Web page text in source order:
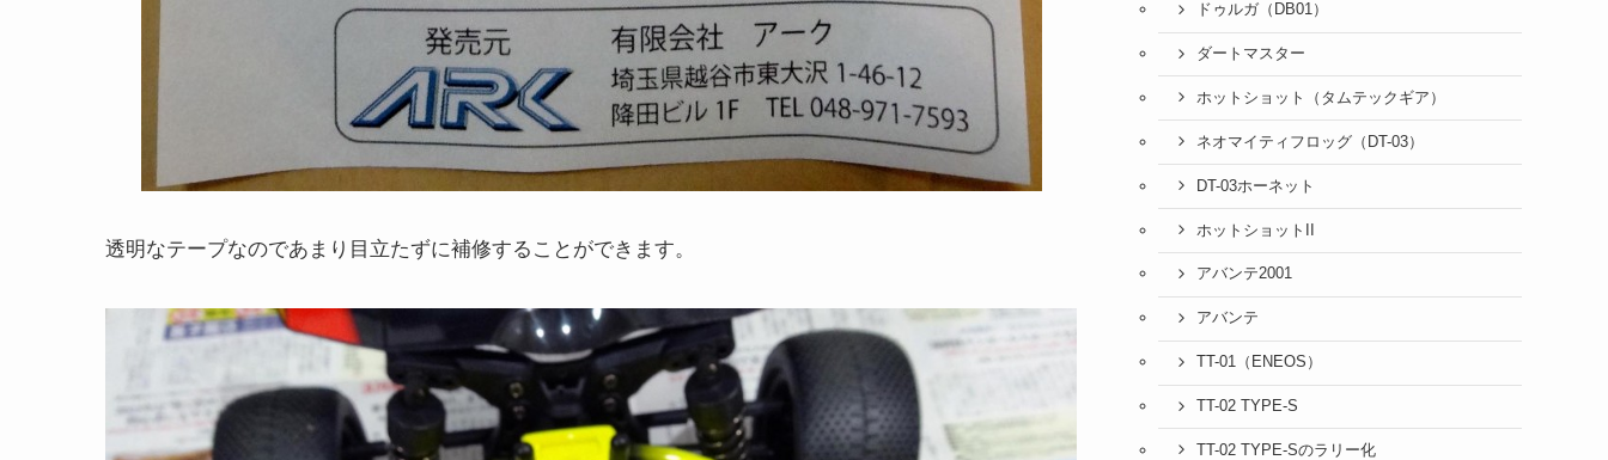
透明なテープなのであまり目立たずに補修することができます。
ドゥルガ（DB01）
ダートマスター
ホットショット（タムテックギア）
ネオマイティフロッグ（DT-03）
DT-03ホーネット
ホットショットII
アバンテ2001
アバンテ
TT-01（ENEOS）
TT-02 TYPE-S
TT-02 TYPE-Sのラリー化